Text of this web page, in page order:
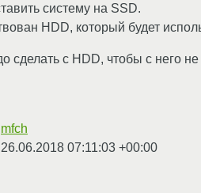
систему на SSD.
HDD, который будет
сделать с HDD, чтобы с него
mfch
26.06.2018 07:11:03 +00:00